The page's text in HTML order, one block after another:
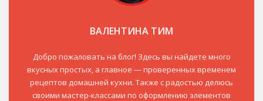
ВАЛЕНТИНА ТИМ
Добро пожаловать на блог! Здесь вы найдете много
вкусных простых, а главное — проверенных временем
рецептов домашней кухни. Также с радостью делюсь
своими мастер-классами по оформлению элементов